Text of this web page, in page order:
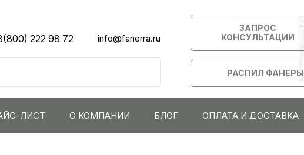
222 98 72 info@fanerra.ru
ЗАПРОС
КОНСУЛЬТАЦИИ
РАСПИЛ ФАНЕРЫ
ЛИСТ О КОМПАНИИ БЛОГ ОПЛАТА И ДОСТАВКА